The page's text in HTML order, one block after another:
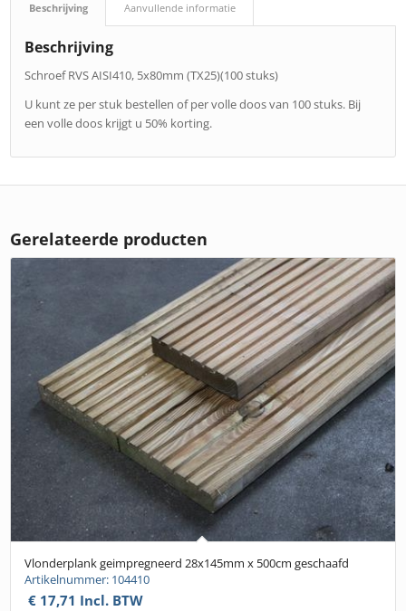
Beschrijving Aanvullende informatie
Beschrijving
Schroef RVS AISI410, 5x80mm (TX25)(100 stuks)
U kunt ze per stuk bestellen of per volle doos van 100 stuks. Bij
een volle doos krijgt u 50% korting.
Gerelateerde producten
Vlonderplank geimpregneerd 28x145mm x 500cm geschaafd
Artikelnummer: 104410
€ 17,71 Incl. BTW